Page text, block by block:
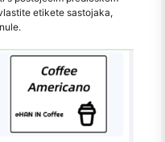
etikete sastojaka,